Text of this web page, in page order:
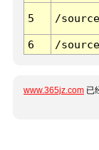
5 /
6 /
www.365jz.com 已